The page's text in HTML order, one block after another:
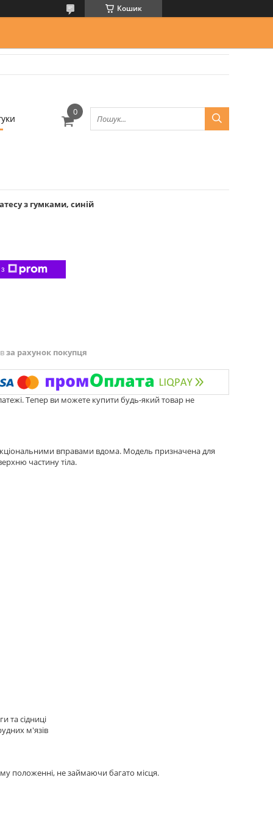
Кошик
з гумками, синій
за рахунок покупця
Тепер ви можете купити будь-який товар не
вправами вдома. Модель призначена для
частину тіла.
та сідниці
м'язів
положенні, не займаючи багато місця.